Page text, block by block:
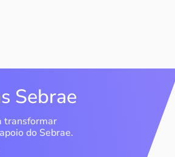
Sebrae
transformar
do Sebrae.